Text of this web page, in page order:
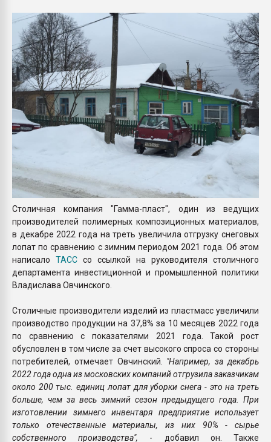
ПЕРЕЙТИ НА
Столичная компания "Гамма-пласт", один из ведущих
производителей полимерных композиционных материалов,
в декабре 2022 года на треть увеличила отгрузку снеговых
лопат по сравнению с зимним периодом 2021 года. Об этом
написало ТАСС со ссылкой на руководителя столичного
департамента инвестиционной и промышленной политики
Владислава Овчинского.
Столичные производители изделий из пластмасс увеличили
производство продукции на 37,8% за 10 месяцев 2022 года
по сравнению с показателями 2021 года. Такой рост
обусловлен в том числе за счет высокого спроса со стороны
потребителей, отмечает Овчинский. "Например, за декабрь
2022 года одна из московских компаний отгрузила заказчикам
около 200 тыс. единиц лопат для уборки снега - это на треть
больше, чем за весь зимний сезон предыдущего года. При
изготовлении зимнего инвентаря предприятие использует
только отечественные материалы, из них 90% - сырье
собственного производства", - добавил он. Также